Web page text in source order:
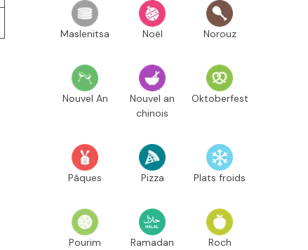
Maslenitsa Noël Norouz
Nouvel An
Nouvel an
chinois
Oktoberfest
Pâques Pizza Plats froids
Pourim Ramadan Roch